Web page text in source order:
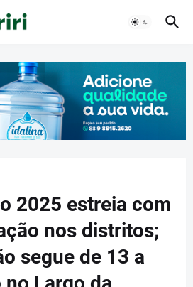
2025 estreia com
nos distritos;
segue de 13 a